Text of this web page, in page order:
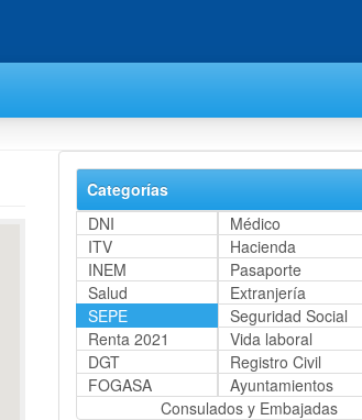
Categorías
DNI
Médico
ITV
Hacienda
INEM
Pasaporte
Salud
Extranjería
SEPE
Seguridad Social
Renta 2021
Vida laboral
DGT
Registro Civil
FOGASA
Ayuntamientos
Consulados y Embajadas